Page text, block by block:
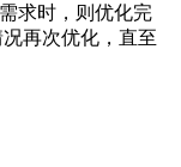
求时，则优化完
再次优化，直至